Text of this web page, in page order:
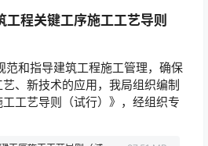
程关键工序施工工艺导则
范和指导建筑工程施工管理，确保
、新技术的应用，我局组织编制
工艺导则（试行）》，经组织专